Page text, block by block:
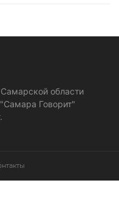
области
Говорит"